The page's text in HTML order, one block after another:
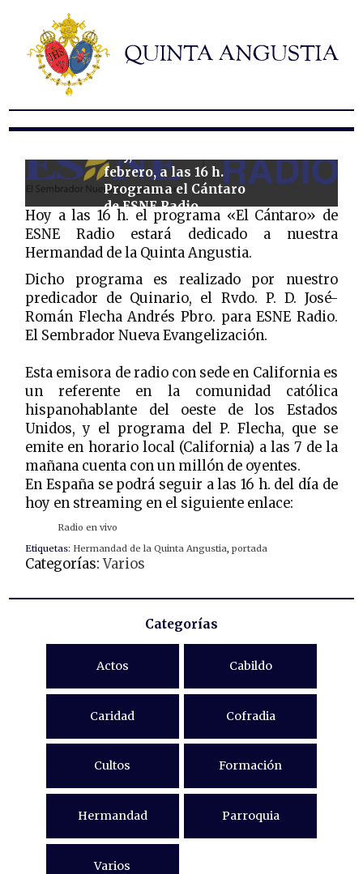
Hermandad
Titulares
Historia y patrimonio
Noticias
Formularios
febrero, a las 16 h.
Programa el Cántaro
de ESNE Radio
dedicado a la
Hermandad.
Hoy a las 16 h. el programa «El Cántaro» de
ESNE Radio estará dedicado a nuestra
Hermandad de la Quinta Angustia.
Dicho programa es realizado por nuestro
predicador de Quinario, el Rvdo. P. D. José-
Román Flecha Andrés Pbro. para ESNE Radio.
El Sembrador Nueva Evangelización.
Esta emisora de radio con sede en California es
un referente en la comunidad católica
hispanohablante del oeste de los Estados
Unidos, y el programa del P. Flecha, que se
emite en horario local (California) a las 7 de la
mañana cuenta con un millón de oyentes.
En España se podrá seguir a las 16 h. del día de
hoy en streaming en el siguiente enlace:
Radio en vivo
Etiquetas: Hermandad de la Quinta Angustia,portada
Categorías:Varios
Categorías
Actos Cabildo
Caridad Cofradia
Cultos Formación
Hermandad Parroquia
Varios